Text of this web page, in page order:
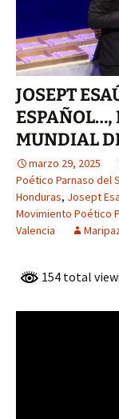
JOSEPT
ESPAÑOL…,
MUNDIAL
marzo 29, 2025
Poético Parnaso del
Honduras, Josept
Movimiento Poético
Valencia
154 total